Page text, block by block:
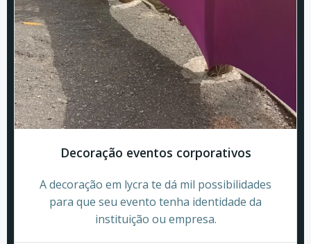
Decoração eventos corporativos
A decoração em lycra te dá mil possibilidades
para que seu evento tenha identidade da
instituição ou empresa.